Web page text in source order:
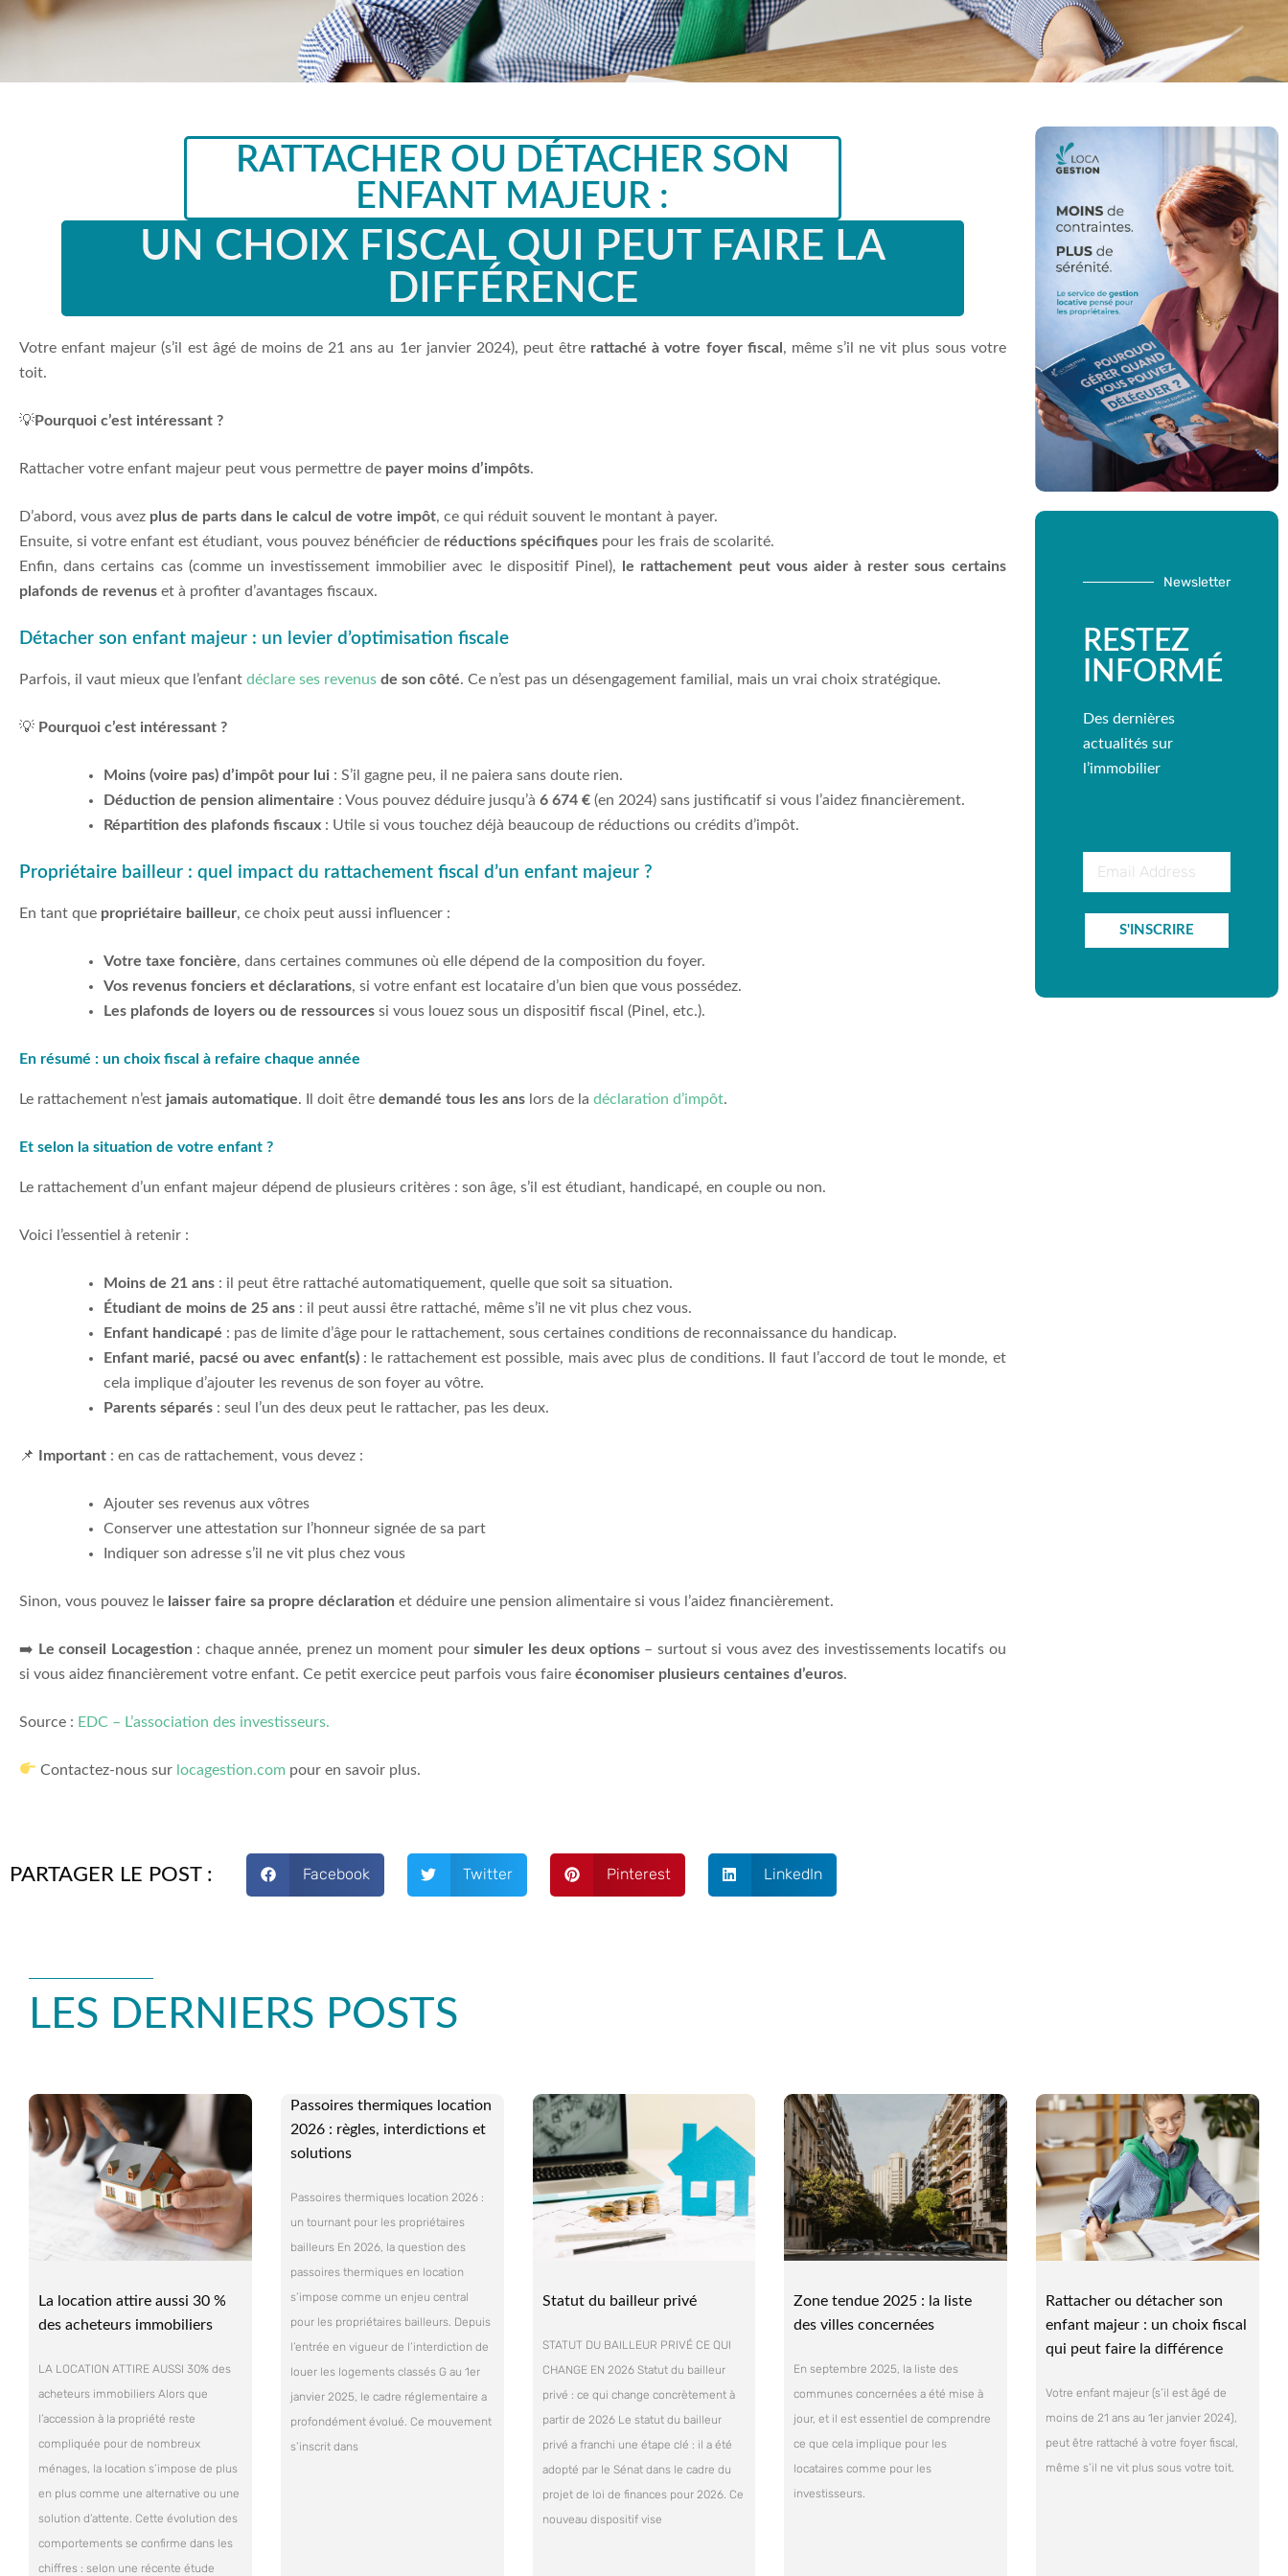
RATTACHER OU DÉTACHER SON
ENFANT MAJEUR :
UN CHOIX FISCAL QUI PEUT FAIRE LA
DIFFÉRENCE
Votre enfant majeur (s’il est âgé de moins de 21 ans au 1er janvier 2024), peut être rattaché à votre foyer fiscal , même s’il ne vit plus sous votre
toit.
💡Pourquoi c’est intéressant ?
Rattacher votre enfant majeur peut vous permettre de payer moins d’impôts.
D’abord, vous avez plus de parts dans le calcul de votre impôt, ce qui réduit souvent le montant à payer.
Ensuite, si votre enfant est étudiant, vous pouvez bénéficier de réductions spécifiques pour les frais de scolarité.
Enfin, dans certains cas (comme un investissement immobilier avec le dispositif Pinel),
le rattachement peut vous aider à rester sous certains
plafonds de revenus et à profiter d’avantages fiscaux.
Détacher son enfant majeur : un levier d’optimisation fiscale
Parfois, il vaut mieux que l’enfant déclare ses revenus de son côté. Ce n’est pas un désengagement familial, mais un vrai choix stratégique.
💡 Pourquoi c’est intéressant ?
Moins (voire pas) d’impôt pour lui : S’il gagne peu, il ne paiera sans doute rien.
Déduction de pension alimentaire : Vous pouvez déduire jusqu’à 6 674 € (en 2024) sans justificatif si vous l’aidez financièrement.
Répartition des plafonds fiscaux : Utile si vous touchez déjà beaucoup de réductions ou crédits d’impôt.
Propriétaire bailleur : quel impact du rattachement fiscal d’un enfant majeur ?
En tant que propriétaire bailleur, ce choix peut aussi influencer :
Votre taxe foncière, dans certaines communes où elle dépend de la composition du foyer.
Vos revenus fonciers et déclarations, si votre enfant est locataire d’un bien que vous possédez.
Les plafonds de loyers ou de ressources si vous louez sous un dispositif fiscal (Pinel, etc.).
En résumé : un choix fiscal à refaire chaque année
Le rattachement n’est jamais automatique. Il doit être demandé tous les ans lors de la déclaration d’impôt.
Et selon la situation de votre enfant ?
Le rattachement d’un enfant majeur dépend de plusieurs critères : son âge, s’il est étudiant, handicapé, en couple ou non.
Voici l’essentiel à retenir :
Moins de 21 ans : il peut être rattaché automatiquement, quelle que soit sa situation.
Étudiant de moins de 25 ans : il peut aussi être rattaché, même s’il ne vit plus chez vous.
Enfant handicapé : pas de limite d’âge pour le rattachement, sous certaines conditions de reconnaissance du handicap.
Enfant marié, pacsé ou avec enfant(s): le rattachement est possible, mais avec plus de conditions. Il faut l’accord de tout le monde, et
cela implique d’ajouter les revenus de son foyer au vôtre.
Parents séparés : seul l’un des deux peut le rattacher, pas les deux.
📌 Important : en cas de rattachement, vous devez :
Ajouter ses revenus aux vôtres
Conserver une attestation sur l’honneur signée de sa part
Indiquer son adresse s’il ne vit plus chez vous
Sinon, vous pouvez le laisser faire sa propre déclaration et déduire une pension alimentaire si vous l’aidez financièrement.
➡️ Le conseil Locagestion : chaque année, prenez un moment poursimuler les deux options– surtout si vous avez des investissements locatifs ou
si vous aidez financièrement votre enfant. Ce petit exercice peut parfois vous faire économiser plusieurs centaines d’euros.
Source : EDC – L’association des investisseurs.
Contactez-nous sur locagestion.com pour en savoir plus.
Newsletter
RESTEZ
INFORMÉ
Des dernières
actualités sur
l’immobilier
S'INSCRIRE
PARTAGER LE POST : Facebook Twitter Pinterest LinkedIn
LES DERNIERS POSTS
La location attire aussi 30 %
des acheteurs immobiliers
LA LOCATION ATTIRE AUSSI 30% des
acheteurs immobiliers Alors que
l’accession à la propriété reste
compliquée pour de nombreux
ménages, la location s’impose de plus
en plus comme une alternative ou une
solution d’attente. Cette évolution des
comportements se confirme dans les
chiffres : selon une récente étude
Passoires thermiques location
2026 : règles, interdictions et
solutions
Passoires thermiques location 2026 :
un tournant pour les propriétaires
bailleurs En 2026, la question des
passoires thermiques en location
s’impose comme un enjeu central
pour les propriétaires bailleurs. Depuis
l’entrée en vigueur de l’interdiction de
louer les logements classés G au 1er
janvier 2025, le cadre réglementaire a
profondément évolué. Ce mouvement
s’inscrit dans
Statut du bailleur privé
STATUT DU BAILLEUR PRIVÉ CE QUI
CHANGE EN 2026 Statut du bailleur
privé : ce qui change concrètement à
partir de 2026 Le statut du bailleur
privé a franchi une étape clé : il a été
adopté par le Sénat dans le cadre du
projet de loi de finances pour 2026. Ce
nouveau dispositif vise
Zone tendue 2025 : la liste
des villes concernées
En septembre 2025, la liste des
communes concernées a été mise à
jour, et il est essentiel de comprendre
ce que cela implique pour les
locataires comme pour les
investisseurs.
Rattacher ou détacher son
enfant majeur : un choix fiscal
qui peut faire la différence
Votre enfant majeur (s’il est âgé de
moins de 21 ans au 1er janvier 2024),
peut être rattaché à votre foyer fiscal,
même s’il ne vit plus sous votre toit.